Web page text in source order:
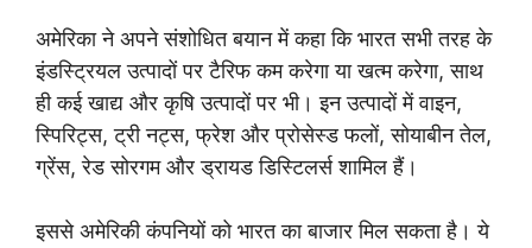
अमेरिका ने अपने संशोधित बयान में कहा कि भारत सभी तरह के
इंडस्ट्रियल उत्पादों पर टैरिफ कम करेगा या खत्म करेगा, साथ
ही कई खाद्य और कृषि उत्पादों पर भी। इन उत्पादों में वाइन,
स्पिरिट्स, ट्री नट्स, फ्रेश और प्रोसेस्ड फलों, सोयाबीन तेल,
ग्रेंस, रेड सोरगम और ड्रायड डिस्टिलर्स शामिल हैं।
इससे अमेरिकी कंपनियों को भारत का बाजार मिल सकता है। ये